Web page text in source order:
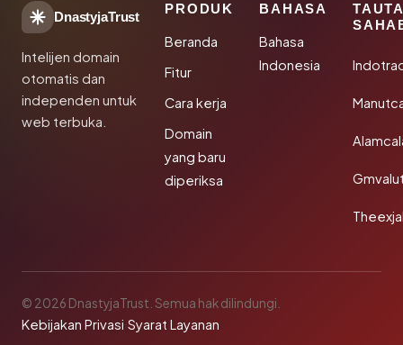
DnastyjaTrust
Intelijen domain
otomatis dan
independen untuk
web terbuka.
PRODUK
Beranda
Fitur
Cara kerja
Domain
yang baru
diperiksa
BAHASA
Bahasa
Indonesia
© 2026 DnastyjaTrust. Semua hak dilindungi.
Kebijakan Privasi·Syarat Layanan